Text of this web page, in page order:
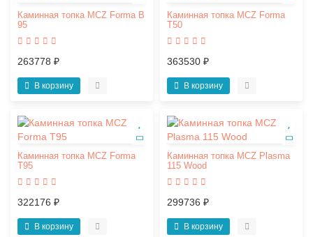
Каминная топка MCZ Forma B
95
263778 ₽
В корзину
Каминная топка MCZ Forma
T50
363530 ₽
В корзину
Каминная топка MCZ Forma
T95
322176 ₽
В корзину
Каминная топка MCZ Plasma
115 Wood
299736 ₽
В корзину